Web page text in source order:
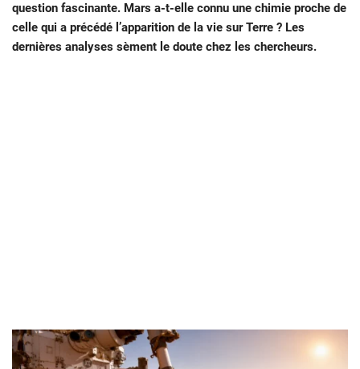
question fascinante. Mars a-t-elle connu une chimie proche de
celle qui a précédé l’apparition de la vie sur Terre ? Les
dernières analyses sèment le doute chez les chercheurs.